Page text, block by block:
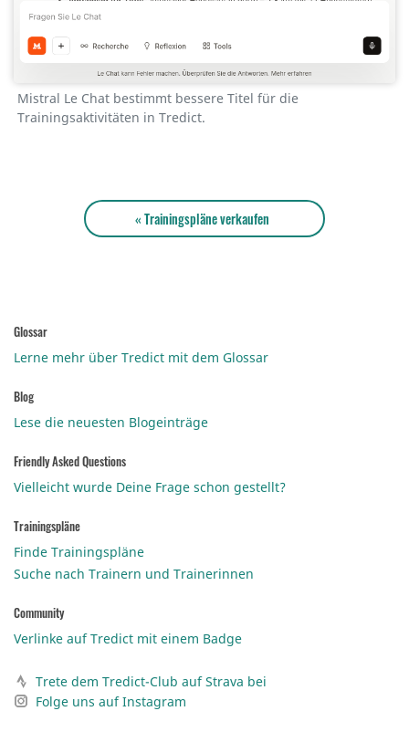
Mistral Le Chat bestimmt bessere Titel für die
Trainingsaktivitäten in Tredict.
« Trainingspläne verkaufen
Glossar
Lerne mehr über Tredict mit dem Glossar
Blog
Lese die neuesten Blogeinträge
Friendly Asked Questions
Vielleicht wurde Deine Frage schon gestellt?
Trainingspläne
Finde Trainingspläne
Suche nach Trainern und Trainerinnen
Community
Verlinke auf Tredict mit einem Badge
Trete dem Tredict-Club auf Strava bei
Folge uns auf Instagram